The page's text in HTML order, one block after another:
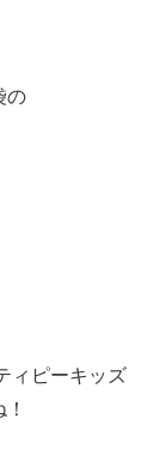
の
ィピーキッズ